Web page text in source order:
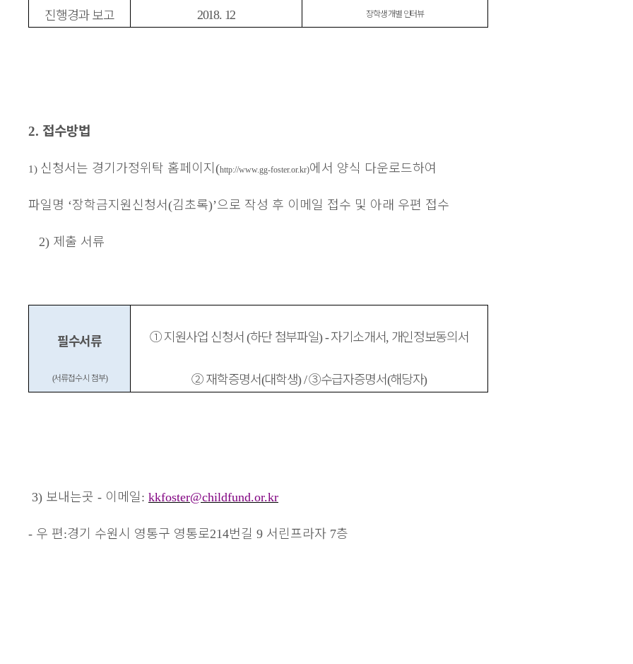
진행경과 보고 2018. 12 장학생 개별 인터뷰
2. 접수방법
1) 신청서는 경기가정위탁 홈페이지(http://www.gg-foster.or.kr)에서 양식 다운로드하여
파일명 ‘장학금지원신청서(김초록)’으로 작성 후 이메일 접수 및 아래 우편 접수
2) 제출 서류
필수서류
(서류접수 시 첨부)
①지원사업 신청서 (하단 첨부파일) -자기소개서, 개인정보동의서
②재학증명서(대학생) /③수급자증명서(해당자)
3) 보내는곳 - 이메일 : kkfoster@childfund.or.kr
- 우 편:경기 수원시 영통구 영통로214번길 9 서린프라자 7층